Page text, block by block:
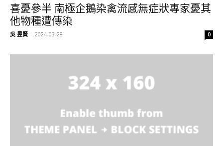
喜憂參半 南極企鵝染禽流感無症狀專家憂其
他物種遭傳染
吳 昱賢 - 2024-03-28 0